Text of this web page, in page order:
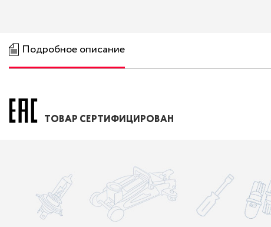
Подробное описание
ТОВАР СЕРТИФИЦИРОВАН